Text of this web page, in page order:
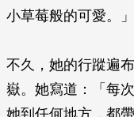
小草莓般的可愛。」
不久，她的行蹤遍
嶽。她寫道：「每
她到任何地方，都